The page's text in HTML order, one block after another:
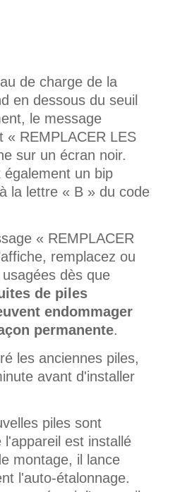
de charge de la
en dessous du seuil
le message
« REMPLACER LES
sur un écran noir.
également un bip
la lettre « B » du code
« REMPLACER
remplacez ou
dès que
de piles
endommager
permanente.
les anciennes piles,
avant d'installer
piles sont
l'appareil est installé
montage, il lance
l'auto-étalonnage.